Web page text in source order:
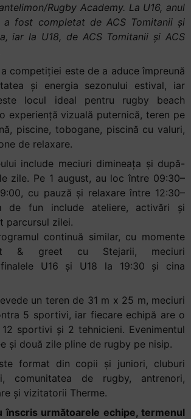
Rugby Academy. La U16, anul
a fost completat de ACS Tomitanii și
iar la U18, de ACS Tomitanii și ACS
competiției este de a aduce împreună
și energia sezonului estival, iar
locul ideal pentru rugby beach
experiență vizuală puternică, teren pe
piscine, tobogane, piscină cu valuri,
de relaxare.
include meciuri dimineața și după-
zile. Pe 1 august, au loc între 09:30–
cu pauză și relaxare între 12:30–
de fun include ateliere, activări și
parcursul zilei.
continuă similar, cu momente
& greet cu Stejarii, meciuri
finalele U16 și U18 la 19:30 și cina
un teren de 31 m x 25 m, meciuri
5 sportivi, iar fiecare echipă are o
sportivi și 2 tehnicieni. Evenimentul
și două zile pline de rugby pe nisip.
format din copii și juniori, cluburi
comunitatea de rugby, antrenori,
și vizitatorii Therme.
înscris următoarele echipe, termenul